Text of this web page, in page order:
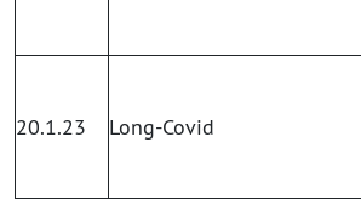
20.1.23 Long-Covid